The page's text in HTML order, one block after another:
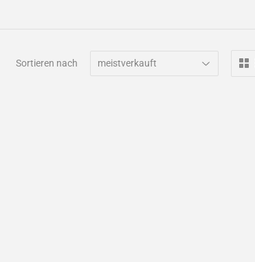
Sortieren nach